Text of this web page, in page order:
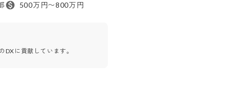
500万円〜800万円
に貢献しています。